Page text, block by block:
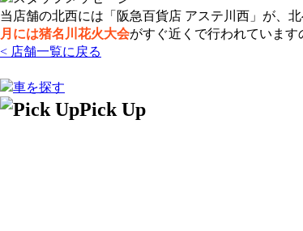
当店舗の北西には「阪急百貨店 アステ川西」が、
月には猪名川花火大会がすぐ近くで行われています
< 店舗一覧に戻る
Pick Up